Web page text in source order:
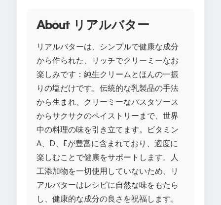
About リアルバター
リアルバターは、シンプルで健康な成分
から作られた、リッチでクリーミーなお
楽しみです：純生クリームとほんの一振
りの塩だけです。伝統的な乳製品の手法
から生まれ、クリーミーなパスタソース
からサクサクのペイストリーまで、世界
中の料理の味を引き立てます。ビタミン
A、D、Eが豊富に含まれており、適度に
楽しむことで健康をサポートします。人
工添加物を一切使用していないため、リ
アルバターはレシピに自然な味をもたら
し、健康的な成分の良さを祝福します。